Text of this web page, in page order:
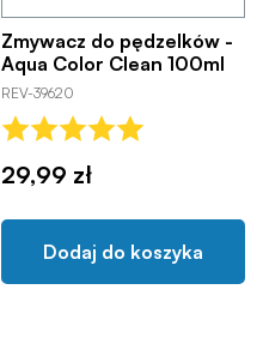
Zmywacz do pędzelków -
Aqua Color Clean 100ml
REV-39620
29,99 zł
Dodaj do koszyka